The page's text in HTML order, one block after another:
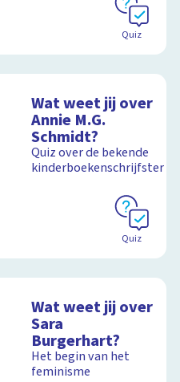
Quiz
Wat weet jij over
Annie M.G.
Schmidt?
Quiz over de bekende
kinderboekenschrijfster
Quiz
Wat weet jij over
Sara
Burgerhart?
Het begin van het
feminisme